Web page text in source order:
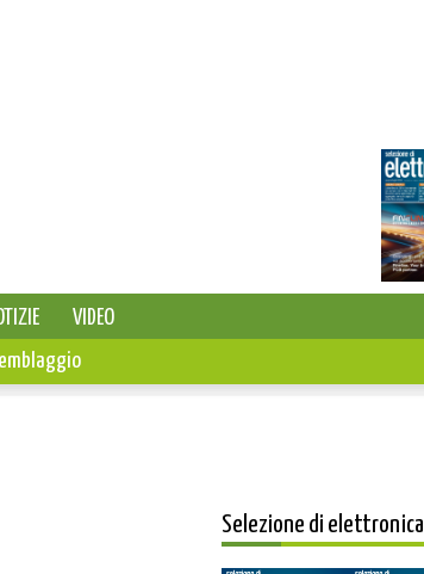
VIDEO
Selezione di elettronica